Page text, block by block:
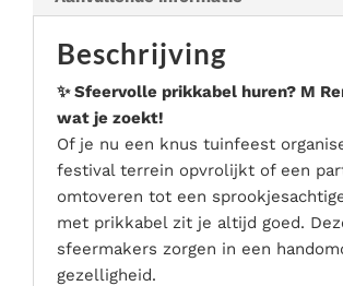
Serveer materialen
Servies & bestek
Speciale effecten
Stroom
Tafel accessoires
Tenten & parasols
Veiligheid, hygiëne & afvalverwerking
Beschrijving
✨ Sfeervolle prikkabel huren? M
wat je zoekt!
Of je nu een knus tuinfeest
festival terrein opvrolijkt of een
omtoveren tot een
met prikkabel zit je altijd goed.
sfeermakers zorgen in een
gezelligheid.